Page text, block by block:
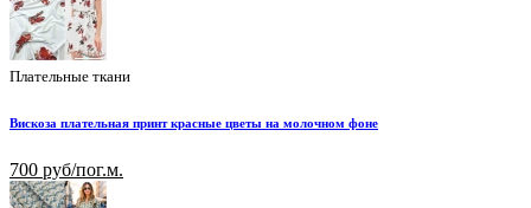
Плательные ткани
Вискоза плательная принт красные цветы на молочном фоне
700 руб/пог.м.